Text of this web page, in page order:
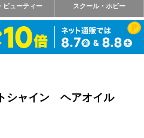
ビューティー スクール・ホビー
シャイン ヘアオイル